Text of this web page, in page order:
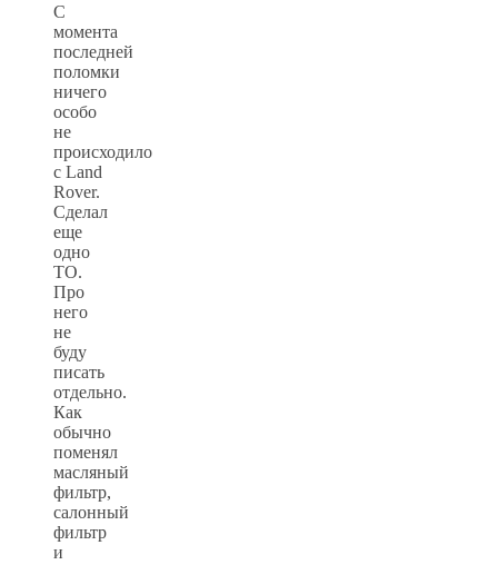
С
момента
последней
поломки
ничего
особо
не
происходило
с Land
Rover.
Сделал
еще
одно
ТО.
Про
него
не
буду
писать
отдельно.
Как
обычно
поменял
масляный
фильтр,
салонный
фильтр
и